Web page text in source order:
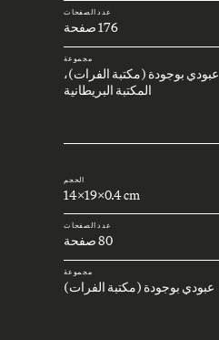
عدد الصفحات
176 صفحة
مجموعة
عبودي بوجودة (مكتبة الفرات)،
المكتبة البريطانية
الحجم
14x19x0.4 cm
عدد الصفحات
80 صفحة
مجموعة
عبودي بوجودة (مكتبة الفرات)